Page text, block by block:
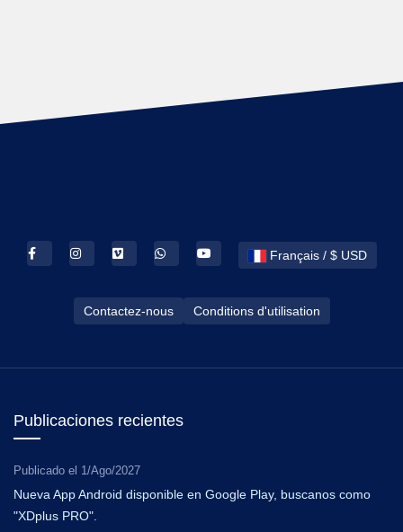
Français / $ USD
Contactez-nous Conditions d'utilisation
Publicaciones recientes
Publicado el 1/Ago/2027
Nueva App Android disponible en Google Play, buscanos como
"XDplus PRO".